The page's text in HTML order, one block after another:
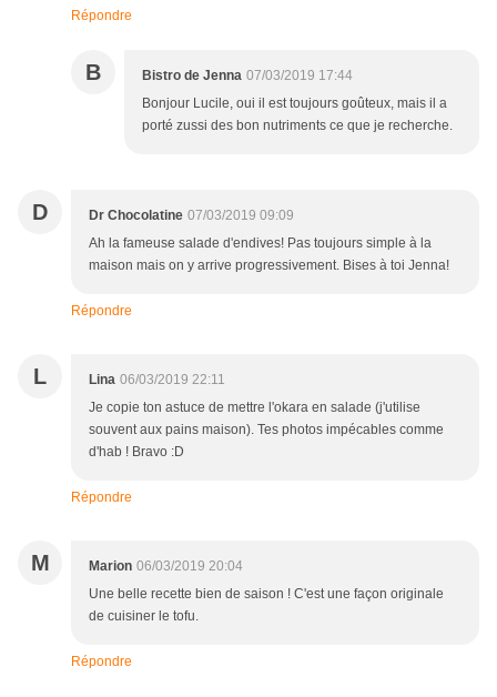
Répondre
B Bistro de Jenna 07/03/2019 17:44
Bonjour Lucile, oui il est toujours goûteux, mais il a
porté zussi des bon nutriments ce que je recherche.
D Dr Chocolatine 07/03/2019 09:09
Ah la fameuse salade d'endives! Pas toujours simple à la
maison mais on y arrive progressivement. Bises à toi Jenna!
Répondre
L Lina 06/03/2019 22:11
Je copie ton astuce de mettre l'okara en salade (j'utilise
souvent aux pains maison). Tes photos impécables comme
d'hab ! Bravo :D
Répondre
M Marion 06/03/2019 20:04
Une belle recette bien de saison ! C'est une façon originale
de cuisiner le tofu.
Répondre